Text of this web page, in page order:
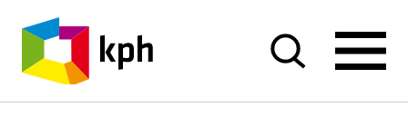
PRZEJDŹ DO TREŚCI